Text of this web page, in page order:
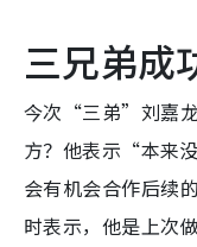
三兄弟成
今次“三弟”刘嘉龙
方？他表示“本来
会有机会合作后续
时表示，他是上次